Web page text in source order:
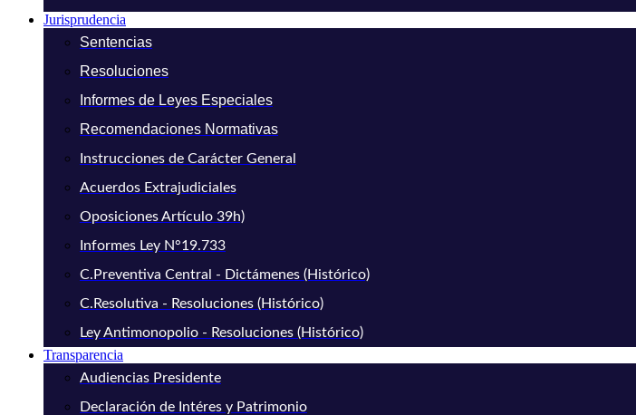
Jurisprudencia
Sentencias
Resoluciones
Informes de Leyes Especiales
Recomendaciones Normativas
Instrucciones de Carácter General
Acuerdos Extrajudiciales
Oposiciones Artículo 39h)
Informes Ley N°19.733
C.Preventiva Central - Dictámenes (Histórico)
C.Resolutiva - Resoluciones (Histórico)
Ley Antimonopolio - Resoluciones (Histórico)
Transparencia
Audiencias Presidente
Declaración de Intéres y Patrimonio